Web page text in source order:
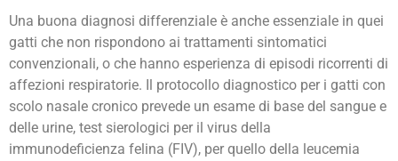
Una buona diagnosi differenziale è anche essenziale in quei
gatti che non rispondono ai trattamenti sintomatici
convenzionali, o che hanno esperienza di episodi ricorrenti di
affezioni respiratorie. Il protocollo diagnostico per i gatti con
scolo nasale cronico prevede un esame di base del sangue e
delle urine, test sierologici per il virus della
immunodeficienza felina (FIV), per quello della leucemia